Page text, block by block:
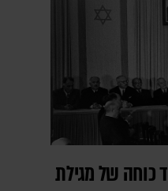
כוחה של מגילת